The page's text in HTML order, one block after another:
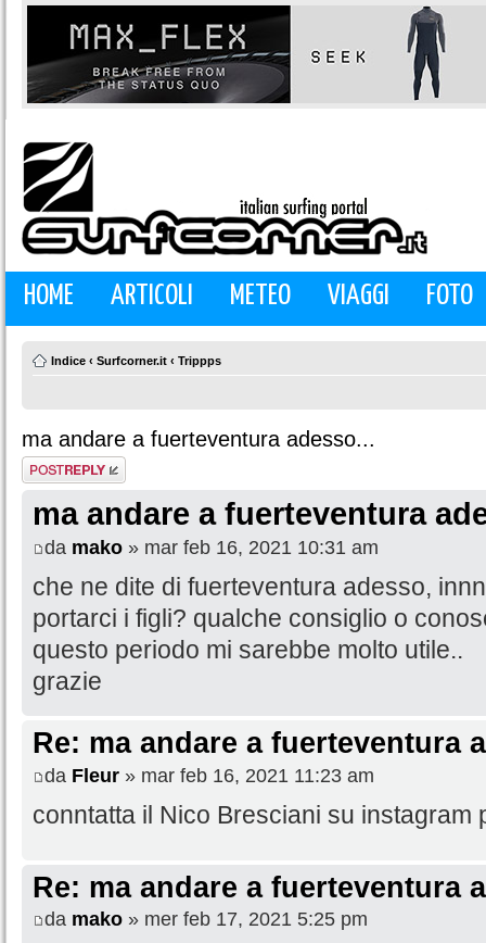
HOME ARTICOLI METEO VIAGGI FOTO
Indice ‹ Surfcorner.it ‹ Trippps
ma andare a fuerteventura adesso...
Rispondi al
messaggio
ma andare a fuerteventura
da mako » mar feb 16, 2021 10:31 am
che ne dite di fuerteventura adesso,
portarci i figli? qualche consiglio o
questo periodo mi sarebbe molto utile..
grazie
Re: ma andare a fuerteventura
da Fleur » mar feb 16, 2021 11:23 am
conntatta il Nico Bresciani su instagram
Re: ma andare a fuerteventura
da mako » mer feb 17, 2021 5:25 pm